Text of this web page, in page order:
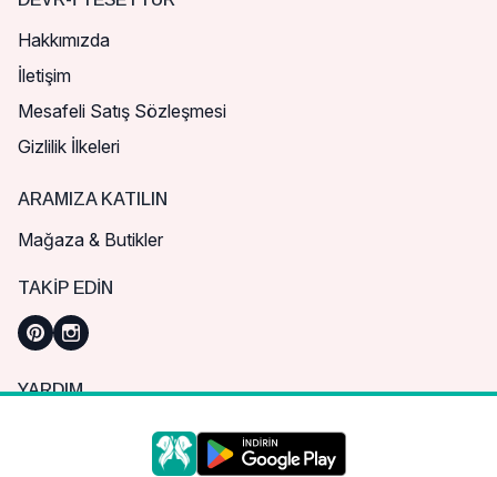
Hakkımızda
İletişim
Mesafeli Satış Sözleşmesi
Gizlilik İlkeleri
ARAMIZA KATILIN
Mağaza & Butikler
TAKIP EDIN
YARDIM
Sık Sorulan Sorular
Nasıl Sipariş Verebilirim?
Daha iyi bir alışveriş deneyimi için çerezleri